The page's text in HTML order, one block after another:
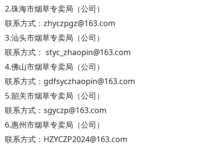
2.珠海市烟草专卖局（公司）
联系方式：zhyczpgz@163.com
3.汕头市烟草专卖局（公司）
联系方式： styc_zhaopin@163.com
4.佛山市烟草专卖局（公司）
联系方式：gdfsyczhaopin@163.com
5.韶关市烟草专卖局（公司）
联系方式：sgyczp@163.com
6.惠州市烟草专卖局（公司）
联系方式：HZYCZP2024@163.com